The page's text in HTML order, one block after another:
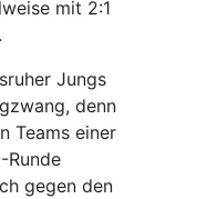
mit 2:1
Jungs
denn
Teams einer
Runde
gegen den